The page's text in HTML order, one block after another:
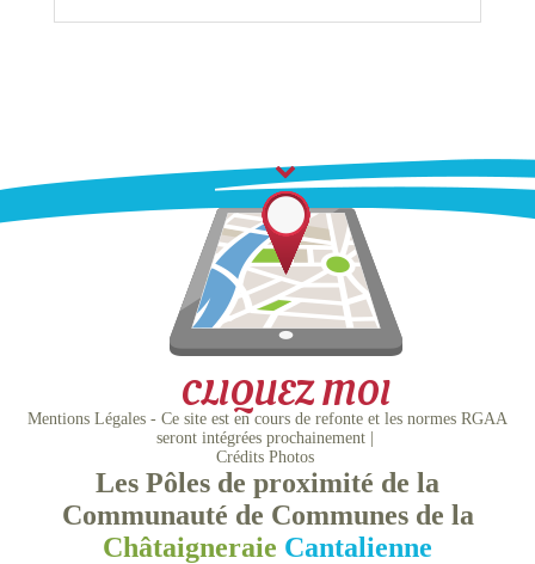
CLIQUEZ MOI
Mentions Légales - Ce site est en cours de refonte et les normes RGAA
seront intégrées prochainement
Crédits Photos
Les Pôles de proximité de la
Communauté de Communes de la
Châtaigneraie Cantalienne